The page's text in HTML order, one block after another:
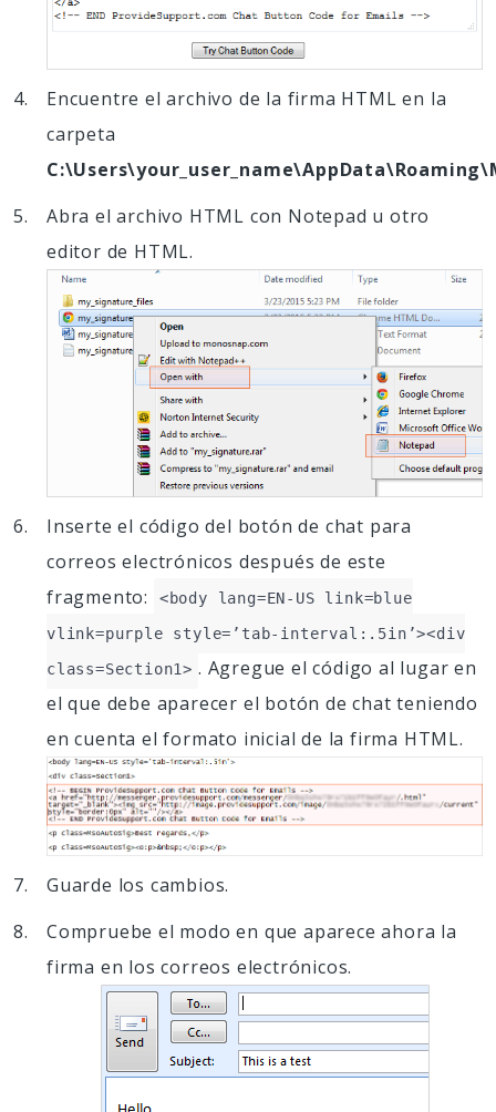
Encuentre el archivo de la firma HTML en la
carpeta
Abra el archivo HTML con Notepad u otro
editor de HTML.
Inserte el código del botón de chat para
correos electrónicos después de este
fragmento:
<body lang=EN-US link=blue
vlink=purple style=’tab-interval:.5in’><div
class=Section1> . Agregue el código al lugar en
el que debe aparecer el botón de chat teniendo
en cuenta el formato inicial de la firma HTML.
Guarde los cambios.
Compruebe el modo en que aparece ahora la
firma en los correos electrónicos.